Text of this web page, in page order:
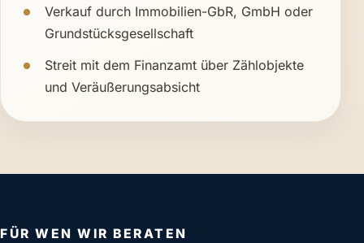
Verkauf durch Immobilien-GbR, GmbH oder
Grundstücksgesellschaft
Streit mit dem Finanzamt über Zählobjekte
und Veräußerungsabsicht
FÜR WEN WIR BERATEN